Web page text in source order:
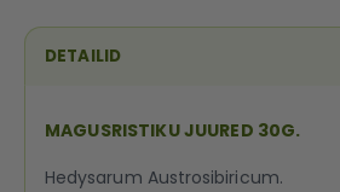
DETAILID
MAGUSRISTIKU JUURED 30G.
Hedysarum Austrosibiricum.